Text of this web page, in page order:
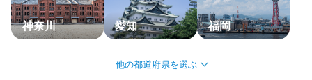
WEB履歴書
神奈川 愛知 福岡